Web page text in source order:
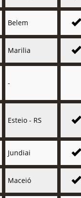
Belem
Marilia
-
Esteio - RS
Jundiai
Maceió